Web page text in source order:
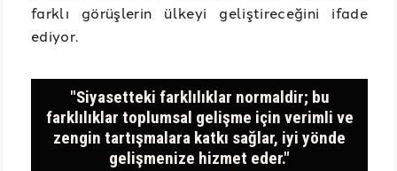
farklı görüşlerin ülkeyi geliştireceğini ifade
ediyor.